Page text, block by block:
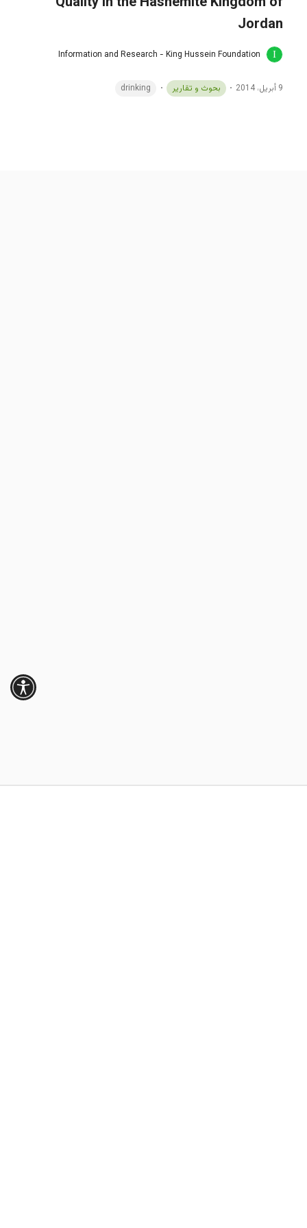
Jordan
Information and Research - King Hussein Foundation
9 أبريل، 2014 بحوث و تقارير drinking